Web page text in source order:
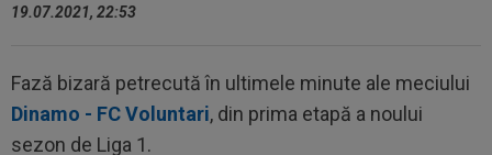
19.07.2021, 22:53
Fază bizară petrecută în ultimele minute ale meciului
Dinamo - FC Voluntari, din prima etapă a noului
sezon de Liga 1.